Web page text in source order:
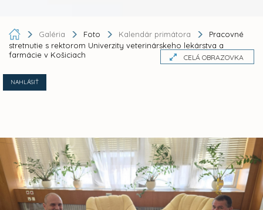
Galéria Foto Kalendár primátora
Pracovné
stretnutie s rektorom Univerzity veterinárskeho lekárstva a
farmácie v Košiciach
CELÁ OBRAZOVKA
NAHLÁSIŤ